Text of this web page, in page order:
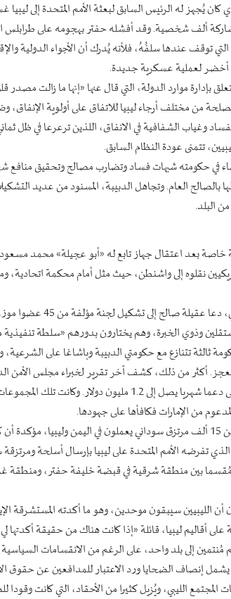
يُجهز له الرئيس السابق لبعثة الأمم المتحدة إلى
(شمال غرب) في نيسان/أبريل 2019 بمشاركة ألف شخصية. وقد أفشله حفتر بهجومه
توقف عندها سلفُهُ، فلأنه يُدرك أن الأجواء الدولية
أخضر لعملية عسكرية جديدة.
موارد الدولة، التي قال عنها «إنها ما زالت مصدر
من مختلف أرجاء ليبيا للاتفاق على أولوية الإنفاق،
وغياب الشفافية في الانفاق، اللذين ترعرعا في ظل
في حكومته شبهات فساد وتضارب مصالح وتحقيق
العام. وتجاهل الدبيبة، المسنود من عديد
البلد.
خاصة بعد اعتقال جهاز تابع له «أبو عجيلة» محمد
نقلوه إلى واشنطن، حيث مثل أمام محكمة اتحادية،
من المجلس الأعلى للدولة و15 من المستقلين وذوي الخبرة، وهم يختارون بدورهم
ثالثة تتنازع مع حكومتي الدبيبة وباشاغا على الشرعية،
بالعجز. أكثر من ذلك، كشف آخر تقرير لخبراء مجلس الأمن
مجموعات المرتزقة الدارفوريين في ليبيا كانت تتلقى دعما شهريا يصل
من الإمارات فكافأها على جهودها.
وتحدثت تقارير فرنسية سابقة عن إحصاء أكثر من 15 ألف مرتزق سوداني يعملون في
تفرضه الأمم المتحدة على ليبيا بإرسال أسلحة ومرتزقة
مُقسما بين منطقة شرقية في قبضة خليفة حفتر، ومنطقة
الليبيين سيبقون موحدين، وهو ما أكدته المستشرقة
أقاليم ليبيا، قائلة «إذا كانت هناك من حقيقة أكدتها لي
مُنتمين إلى بلد واحد، على الرغم من الانقسامات
إنصاف الضحايا ورد الاعتبار للمدافعين عن حقوق
المجتمع الليبي، ويُزيل كثيرا من الأحقاد، التي كانت